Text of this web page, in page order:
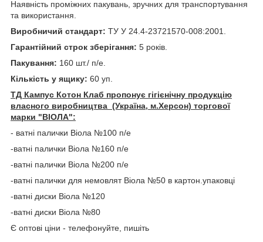
Наявність проміжних пакувань, зручних для транспортування
та використання.
Виробничий стандарт: ТУ У 24.4-23721570-008:2001.
Гарантійний строк зберігання: 5 років.
Пакування: 160 шт./ п/е.
Кількість у ящику: 60 уп.
ТД Кампус Котон Клаб пропонує гігієнічну продукцію
власного виробництва (Україна, м.Херсон) торгової
марки "ВІОЛА":
- ватні палички Віола №100 п/е
-ватні палички Віола №160 п/е
-ватні палички Віола №200 п/е
-ватні палички для немовлят Віола №50 в картон.упаковці
-ватні диски Віола №120
-ватні диски Віола №80
Є оптові ціни - телефонуйте, пишіть